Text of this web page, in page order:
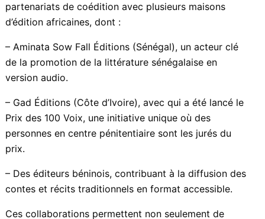
partenariats de coédition avec plusieurs maisons
d’édition africaines, dont :
– Aminata Sow Fall Éditions (Sénégal), un acteur clé
de la promotion de la littérature sénégalaise en
version audio.
– Gad Éditions (Côte d’Ivoire), avec qui a été lancé le
Prix des 100 Voix, une initiative unique où des
personnes en centre pénitentiaire sont les jurés du
prix.
– Des éditeurs béninois, contribuant à la diffusion des
contes et récits traditionnels en format accessible.
Ces collaborations permettent non seulement de